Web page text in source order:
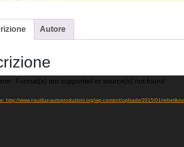
Autore
Format(s) not supported or source(s) not found
http://www.nautilus-autoproduzioni.org/wp-content/uploads/2015/01/